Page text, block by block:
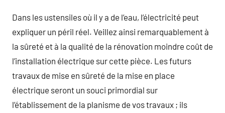
Dans les ustensiles où il y a de l’eau, l’électricité peut
expliquer un péril réel. Veillez ainsi remarquablement à
la sûreté et à la qualité de la rénovation moindre coût de
l’installation électrique sur cette pièce. Les futurs
travaux de mise en sûreté de la mise en place
électrique seront un souci primordial sur
l’établissement de la planisme de vos travaux ; ils